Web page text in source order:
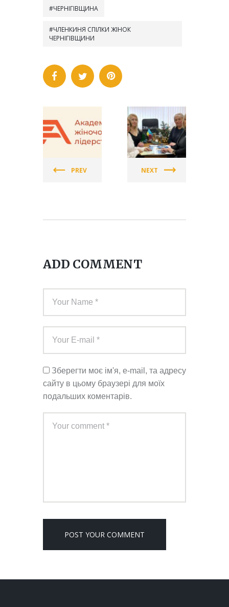
ЧЕРНІГІВЩИНА
ЧЛЕНКИНЯ СПІЛКИ ЖІНОК
ЧЕРНІГІВЩИНИ
СПІЛКА
УКРАЇНИ
PREV
СПІЛКА
ЖІНОК
УКРАЇНИ
NEXT
ADD COMMENT
Зберегти моє ім'я, e-mail, та адресу
сайту в цьому браузері для моїх
подальших коментарів.